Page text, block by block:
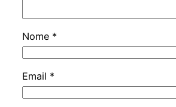
Nome *
Email *